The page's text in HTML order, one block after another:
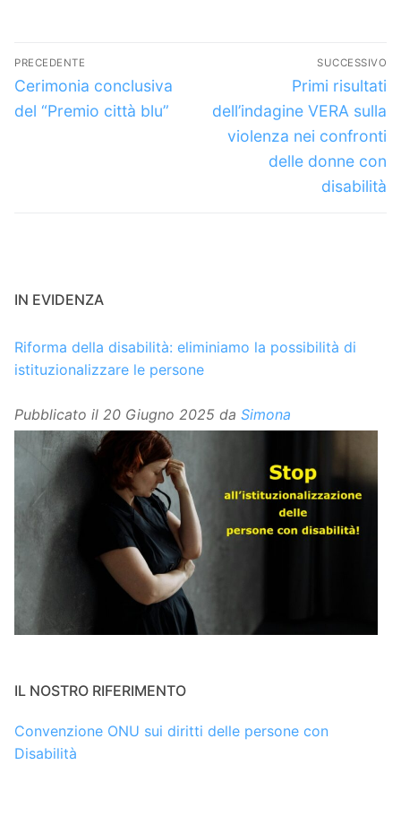
Navigazione
articoli
PRECEDENTE
Articolo
precedente:
Cerimonia conclusiva
del “Premio città blu”
SUCCESSIVO
Articolo
successivo:
Primi risultati
dell’indagine VERA sulla
violenza nei confronti
delle donne con
disabilità
IN EVIDENZA
Riforma della disabilità: eliminiamo la possibilità di
istituzionalizzare le persone
Pubblicato il 20 Giugno 2025 da Simona
IL NOSTRO RIFERIMENTO
Convenzione ONU sui diritti delle persone con
Disabilità